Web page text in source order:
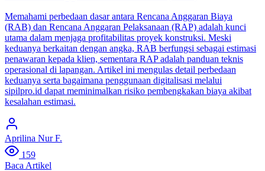
Memahami perbedaan dasar antara Rencana Anggaran Biaya
(RAB) dan Rencana Anggaran Pelaksanaan (RAP) adalah kunci
utama dalam menjaga profitabilitas proyek konstruksi. Meski
keduanya berkaitan dengan angka, RAB berfungsi sebagai estimasi
penawaran kepada klien, sementara RAP adalah panduan teknis
operasional di lapangan. Artikel ini mengulas detail perbedaan
keduanya serta bagaimana penggunaan digitalisasi melalui
sipilpro.id dapat meminimalkan risiko pembengkakan biaya akibat
kesalahan estimasi.
Aprilina Nur F.
159
Baca Artikel